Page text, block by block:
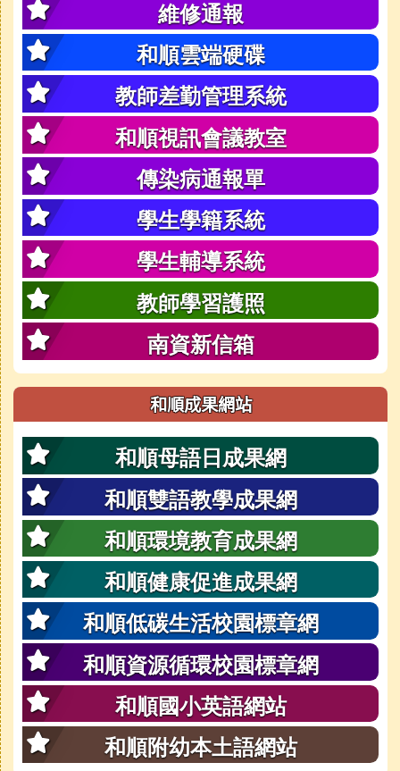
維修通報
和順雲端硬碟
教師差勤管理系統
和順視訊會議教室
傳染病通報單
學生學籍系統
學生輔導系統
教師學習護照
南資新信箱
和順成果網站
和順母語日成果網
和順雙語教學成果網
和順環境教育成果網
和順健康促進成果網
和順低碳生活校園標章網
和順資源循環校園標章網
和順國小英語網站
和順附幼本土語網站